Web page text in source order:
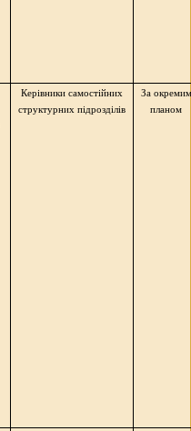
Керівники самостійних
структурних підрозділів
За окремим
планом